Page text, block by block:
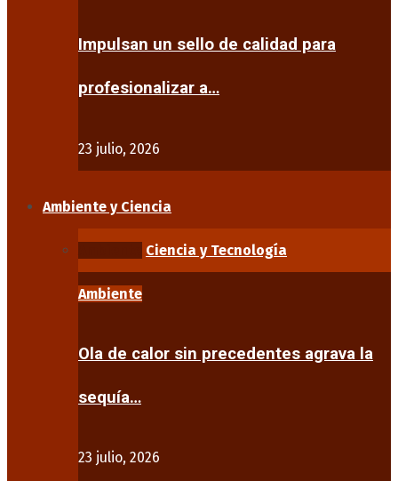
Impulsan un sello de calidad para
profesionalizar a…
23 julio, 2026
Ambiente y Ciencia
Ciencia y Tecnología
Ambiente
Ola de calor sin precedentes agrava la
sequía…
23 julio, 2026